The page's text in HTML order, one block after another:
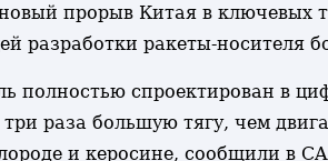
прорыв Китая в ключевых
разработки ракеты-носителя
полностью спроектирован в
три раза большую тягу, чем
и керосине, сообщили в